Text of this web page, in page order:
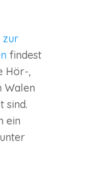
zur
findest
Hör-,
Walen
sind.
ein